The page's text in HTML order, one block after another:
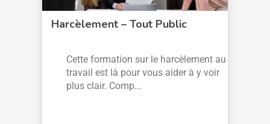
Harcèlement – Tout Public
Cette formation sur le harcèlement au
travail est là pour vous aider à y voir
plus clair. Comp...